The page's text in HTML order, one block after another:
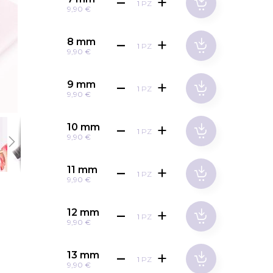
9,90 €
PZ
8 mm
9,90 €
PZ
9 mm
9,90 €
PZ
10 mm
9,90 €
PZ
11 mm
9,90 €
PZ
12 mm
9,90 €
PZ
13 mm
9,90 €
PZ